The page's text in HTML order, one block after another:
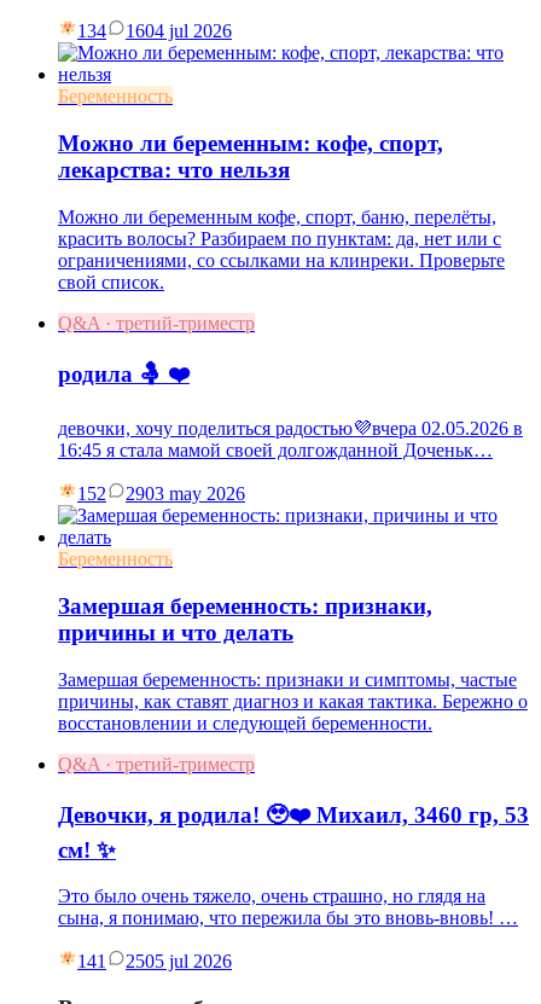
134 1604 jul 2026
Беременность
Можно ли беременным: кофе, спорт,
лекарства: что нельзя
Можно ли беременным кофе, спорт, баню, перелёты,
красить волосы? Разбираем по пунктам: да, нет или с
ограничениями, со ссылками на клинреки. Проверьте
свой список.
Q&A · третий-триместр
родила 🤱 ❤️
девочки, хочу поделиться радостью💜вчера 02.05.2026 в
16:45 я стала мамой своей долгожданной Доченьк…
152 2903 may 2026
Беременность
Замершая беременность: признаки,
причины и что делать
Замершая беременность: признаки и симптомы, частые
причины, как ставят диагноз и какая тактика. Бережно о
восстановлении и следующей беременности.
Q&A · третий-триместр
Девочки, я родила! 🥹❤️ Михаил, 3460 гр, 53
см! ✨
Это было очень тяжело, очень страшно, но глядя на
сына, я понимаю, что пережила бы это вновь-вновь! …
141 2505 jul 2026